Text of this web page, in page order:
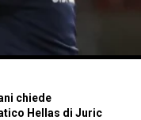
chiede
Hellas di Juric